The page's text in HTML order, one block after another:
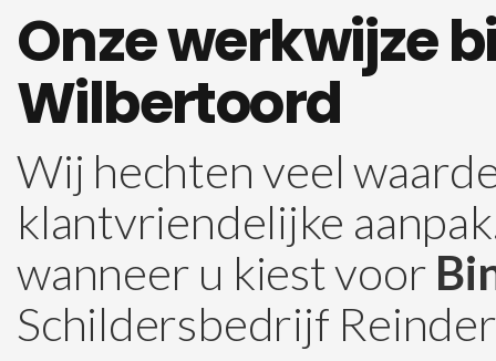
Onze werkwijze
Wilbertoord
Wij hechten veel
klantvriendelijke
wanneer u kiest voor
Schildersbedrijf